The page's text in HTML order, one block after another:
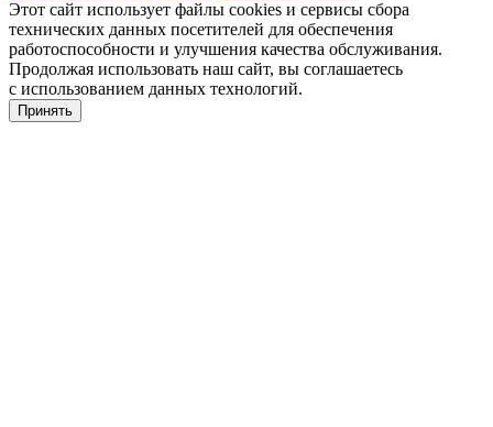
Этот сайт использует файлы cookies и сервисы сбора
технических данных посетителей для обеспечения
работоспособности и улучшения качества обслуживания.
Продолжая использовать наш сайт, вы соглашаетесь
с использованием данных технологий.
Принять